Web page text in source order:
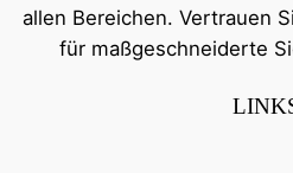
allen Bereichen. Vertrauen
für maßgeschneiderte